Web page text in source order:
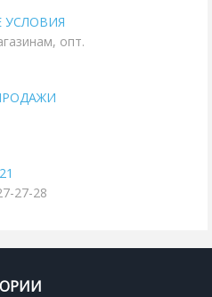
УСЛОВИЯ
опт.
27-28